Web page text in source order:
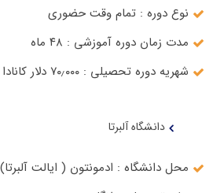
نوع دوره : تمام وقت حضوری
مدت زمان دوره آموزشی : ۴۸ ماه
شهریه دوره تحصیلی : ۷۰٫۰۰۰ دلار کانادا
دانشگاه آلبرتا
محل دانشگاه : ادمونتون ( ایالت آلبرتا)